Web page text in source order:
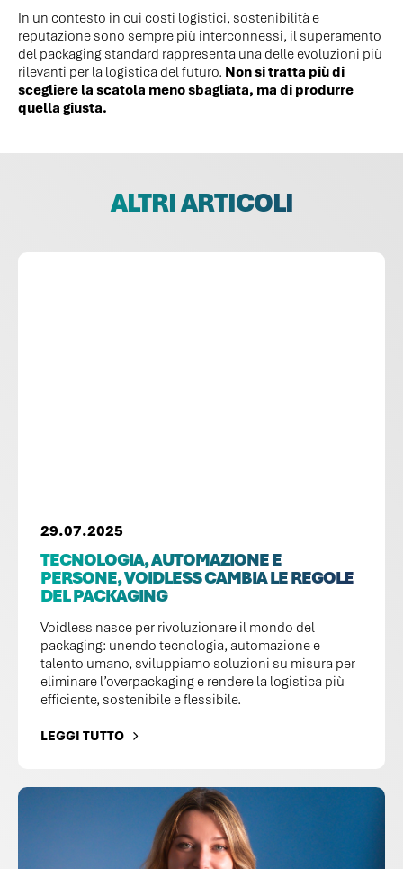
In un contesto in cui costi logistici, sostenibilità e
reputazione sono sempre più interconnessi, il superamento
del packaging standard rappresenta una delle evoluzioni più
rilevanti per la logistica del futuro. Non si tratta più di
scegliere la scatola meno sbagliata, ma di produrre
quella giusta.
ALTRI ARTICOLI
29.07.2025
TECNOLOGIA, AUTOMAZIONE E
PERSONE, VOIDLESS CAMBIA LE REGOLE
DEL PACKAGING
Voidless nasce per rivoluzionare il mondo del
packaging: unendo tecnologia, automazione e
talento umano, sviluppiamo soluzioni su misura per
eliminare l’overpackaging e rendere la logistica più
efficiente, sostenibile e flessibile.
LEGGI TUTTO